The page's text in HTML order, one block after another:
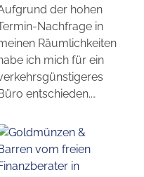
der hohen
Nachfrage in
Räumlichkeiten
ich mich für ein
entschieden.…